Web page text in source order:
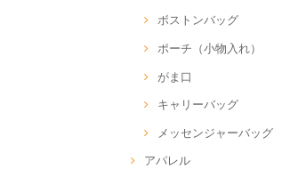
ボストンバッグ
ポーチ（小物入れ）
がま口
キャリーバッグ
メッセンジャーバッグ
アパレル